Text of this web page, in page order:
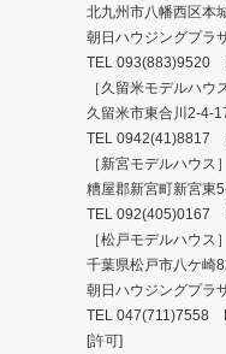
北九州市八幡西区本
朝日ハウジングプラ
TEL 093(883)9520
［久留米モデルハウ
久留米市東合川2-4-
TEL 0942(41)8817
［新宮モデルハウス］
糟屋郡新宮町新宮東
TEL 092(405)0167
［松戸モデルハウス］
千葉県松戸市八ケ崎
朝日ハウジングプラ
TEL 047(711)7558
[許可]